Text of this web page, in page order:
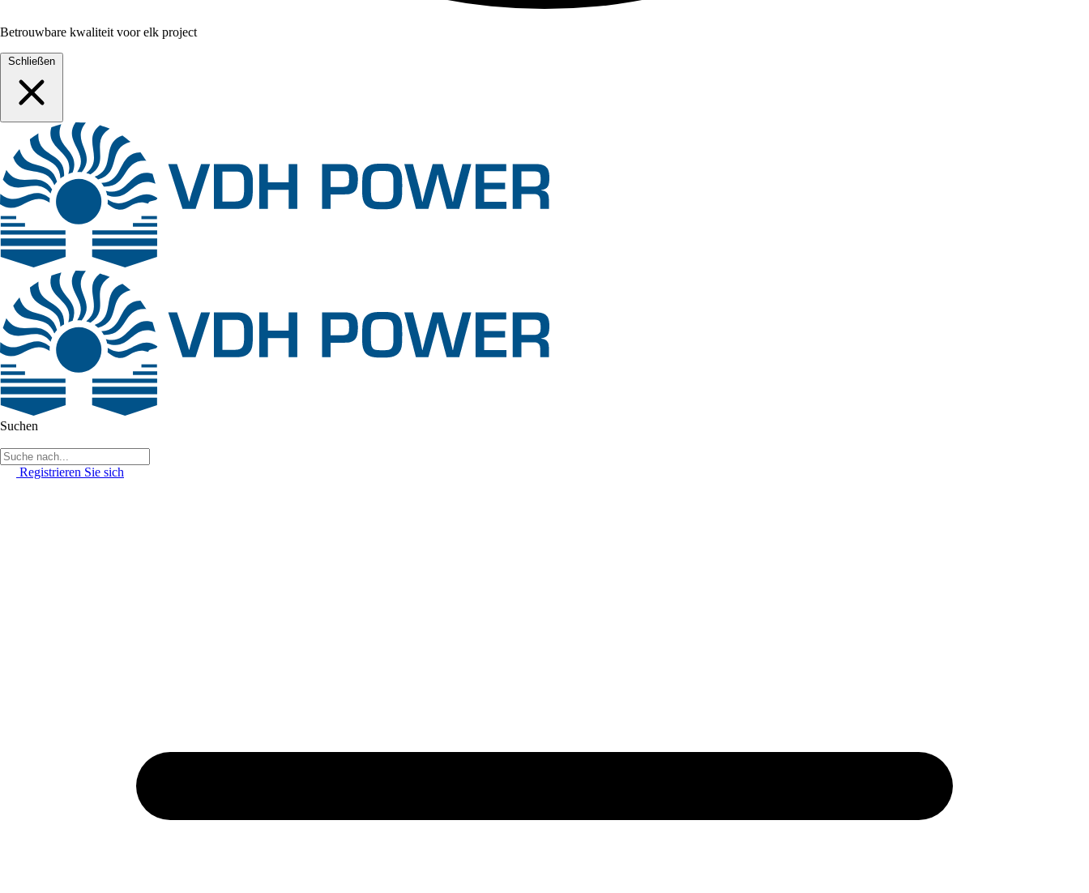
Betrouwbare kwaliteit voor elk project
Schließen
Suchen
Registrieren Sie sich